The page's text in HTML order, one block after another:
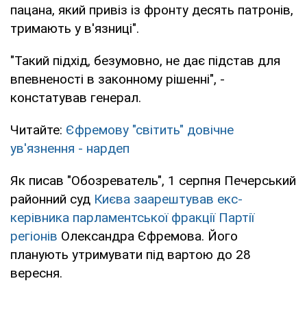
пацана, який привіз із фронту десять патронів,
тримають у в'язниці".
"Такий підхід, безумовно, не дає підстав для
впевненості в законному рішенні", -
констатував генерал.
Читайте: Єфремову "світить" довічне
ув'язнення - нардеп
Як писав "Обозреватель", 1 серпня Печерський
районний суд Києва заарештував екс-
керівника парламентської фракції Партії
регіонів Олександра Єфремова. Його
планують утримувати під вартою до 28
вересня.